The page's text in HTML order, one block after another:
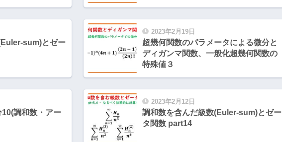
sum)とゼー
2023年2月19日
超幾何関数のパラメータによる微分と
ディガンマ関数、一般化超幾何関数の
特殊値３
調和数・アー
2023年2月12日
調和数を含んだ級数(Euler-sum)とゼー
タ関数 part14